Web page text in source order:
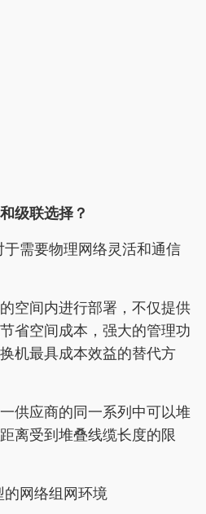
级联选择？
于需要物理网络灵活和通信
空间内进行部署，不仅提供
省空间成本，强大的管理功
机最具成本效益的替代方
供应商的同一系列中可以堆
离受到堆叠线缆长度的限
的网络组网环境